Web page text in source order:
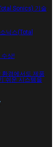
Sonics) 기술
닉스(Total
상!
경에서도 제품
쉬운 시스템을